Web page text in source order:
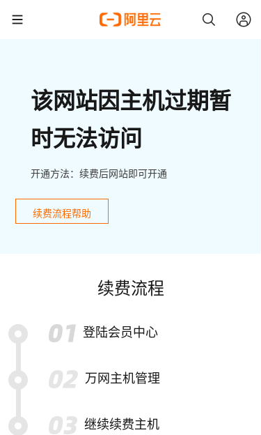
该网站因主机过期暂
时无法访问
开通方法：续费后网站即可开通
续费流程帮助
续费流程
登陆会员中心
万网主机管理
继续续费主机